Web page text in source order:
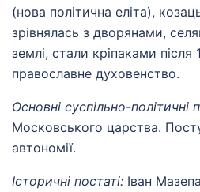
(нова політична еліта),
зрівнялась з дворянами,
землі, стали кріпаками
православне духовенство.
Основні суспільно-політичні
Московського царства.
автономії.
Історичні постаті: Іван